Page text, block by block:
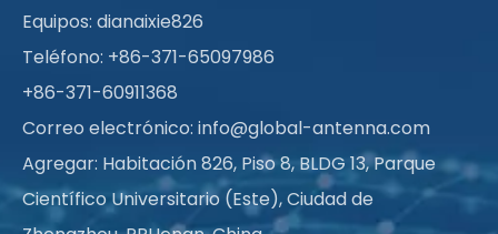
Equipos: dianaixie826
Teléfono: +86-371-65097986
+86-371-60911368
Correo electrónico: info@global-antenna.com
Agregar: Habitación 826, Piso 8, BLDG 13, Parque
Científico Universitario (Este), Ciudad de